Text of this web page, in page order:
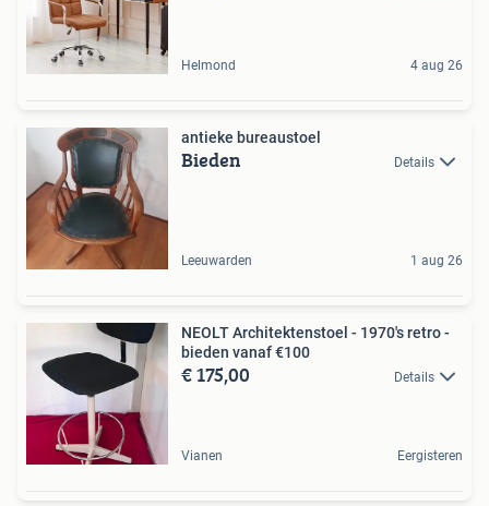
Helmond 4 aug 26
antieke bureaustoel
Bieden Details
Leeuwarden 1 aug 26
NEOLT Architektenstoel - 1970's retro -
bieden vanaf €100
€ 175,00 Details
Vianen Eergisteren